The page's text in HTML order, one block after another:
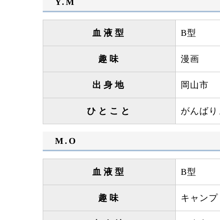
Y.M
血液型 B型
趣味 漫画
出身地 岡山市
ひとこと がんば
M.O
血液型 B型
趣味 キャンプ